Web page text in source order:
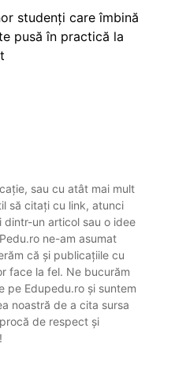
studenți care îmbină
pusă în practică la
sau cu atât mai mult
să citați cu link, atunci
un articol sau o idee
ne-am asumat
că și publicațiile cu
face la fel. Ne bucurăm
pe Edupedu.ro și suntem
noastră de a cita sursa
de respect și